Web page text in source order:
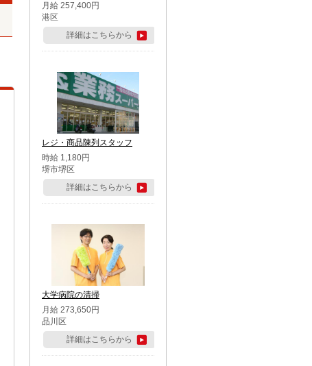
月給 257,400円
港区
詳細はこちらから
レジ・商品陳列スタッフ
時給 1,180円
堺市堺区
詳細はこちらから
大学病院の清掃
月給 273,650円
品川区
詳細はこちらから